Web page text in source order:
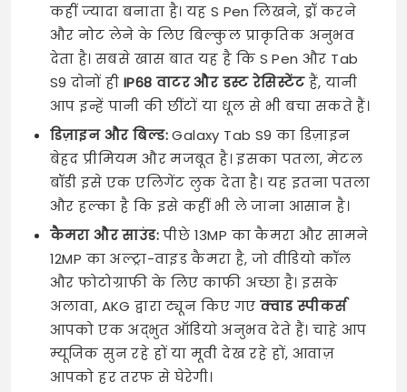
कहीं ज्यादा बनाता है। यह S Pen लिखने, ड्रॉ करने
और नोट लेने के लिए बिल्कुल प्राकृतिक अनुभव
देता है। सबसे खास बात यह है कि S Pen और Tab
S9 दोनों ही IP68 वाटर और डस्ट रेसिस्टेंटहैं, यानी
आप इन्हें पानी की छींटों या धूल से भी बचा सकते हैं।
डिज़ाइन और बिल्ड:Galaxy Tab S9 का डिज़ाइन
बेहद प्रीमियम और मजबूत है। इसका पतला, मेटल
बॉडी इसे एक एलिगेंट लुक देता है। यह इतना पतला
और हल्का है कि इसे कहीं भी ले जाना आसान है।
कैमरा और साउंड:पीछे 13MP का कैमरा और सामने
12MP का अल्ट्रा-वाइड कैमरा है, जो वीडियो कॉल
और फोटोग्राफी के लिए काफी अच्छा है। इसके
अलावा, AKG द्वारा ट्यून किए गए क्वाड स्पीकर्स
आपको एक अद्भुत ऑडियो अनुभव देते हैं। चाहे आप
म्यूजिक सुन रहे हों या मूवी देख रहे हों, आवाज़
आपको हर तरफ से घेरेगी।